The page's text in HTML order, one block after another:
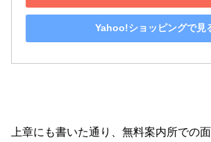
Yahoo!ショッピングで見
上章にも書いた通り、無料案内所での